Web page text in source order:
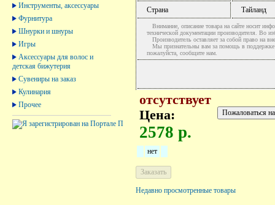
Инструменты, аксессуары
Фурнитура
Шнурки и шнуры
Игры
Аксессуары для волос и
детская бижутерия
Сувениры на заказ
Кулинария
Прочее
Страна
Тайланд
Внимание, описание товара на сайте носит
технической документации производителя. Во
Производитель оставляет за собой право на
Мы признательны вам за помощь в поддержке
пожалуйста, сообщите нам.
отсутствует
Цена:
2578 р.
нет
Недавно просмотренные товары